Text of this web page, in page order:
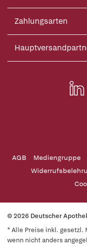
Zahlungsarten
AGB Mediengruppe
© 2026 Deutscher
* Alle Preise inkl. gesetzl.
wenn nicht anders